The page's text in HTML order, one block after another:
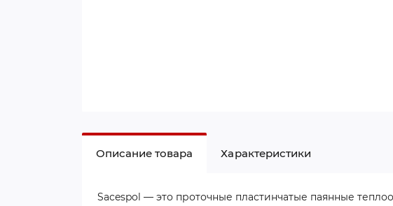
Описание товара Характеристики
Sacespol — это проточные пластинчатые паянные